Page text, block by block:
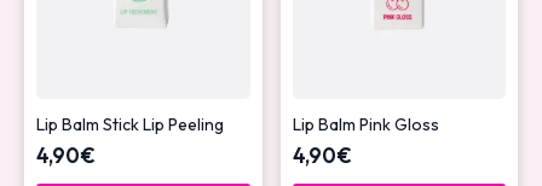
Lip Balm Stick Lip Peeling
4,90€
Lip Balm Pink Gloss
4,90€